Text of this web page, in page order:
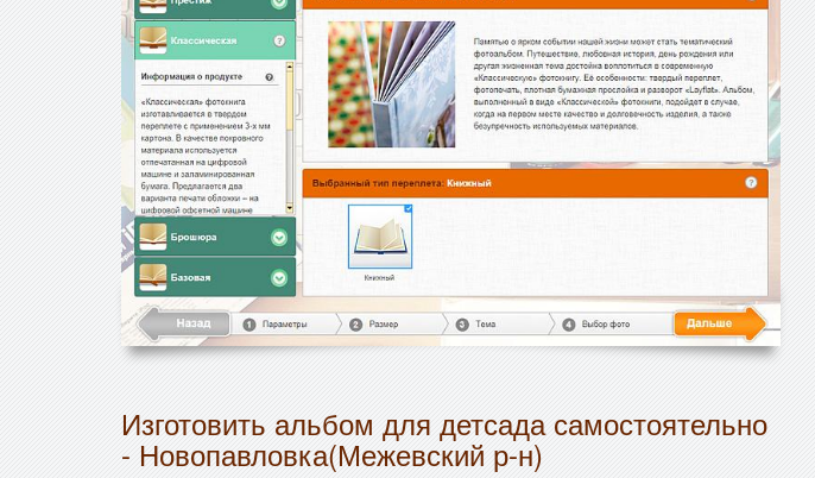
Изготовить альбом для детсада самостоятельно
- Новопавловка(Межевский р-н)